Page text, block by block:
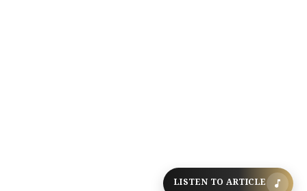
LISTEN TO ARTICLE